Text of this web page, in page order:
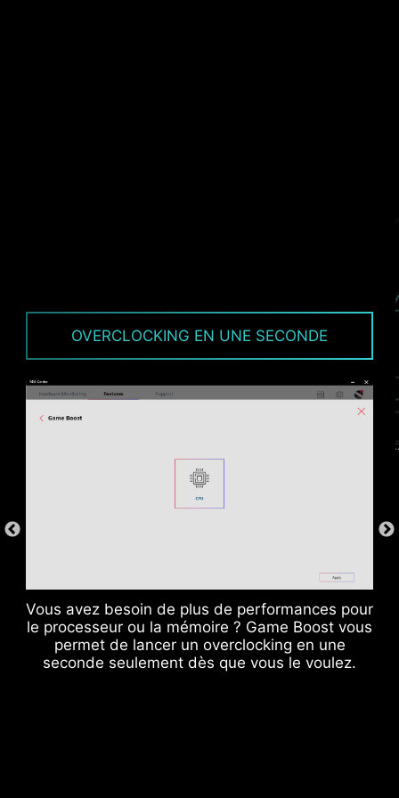
OVERCLOCKING EN UNE SECONDE
Vous avez besoin de plus de performances pour
le processeur ou la mémoire ? Game Boost vous
permet de lancer un overclocking en une
seconde seulement dès que vous le voulez.
de ses cartes mères.
CPU / PWM IC